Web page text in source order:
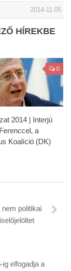
2014-11-05
HÍREKBE
0
2014 | Interjú
a
Koalíció (DK)
politikai
elfogadja a